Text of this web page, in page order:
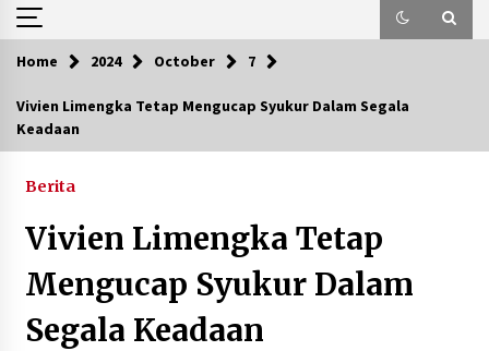
Home 2024 October 7
Vivien Limengka Tetap Mengucap Syukur Dalam Segala
Keadaan
Berita
Vivien Limengka Tetap
Mengucap Syukur Dalam
Segala Keadaan